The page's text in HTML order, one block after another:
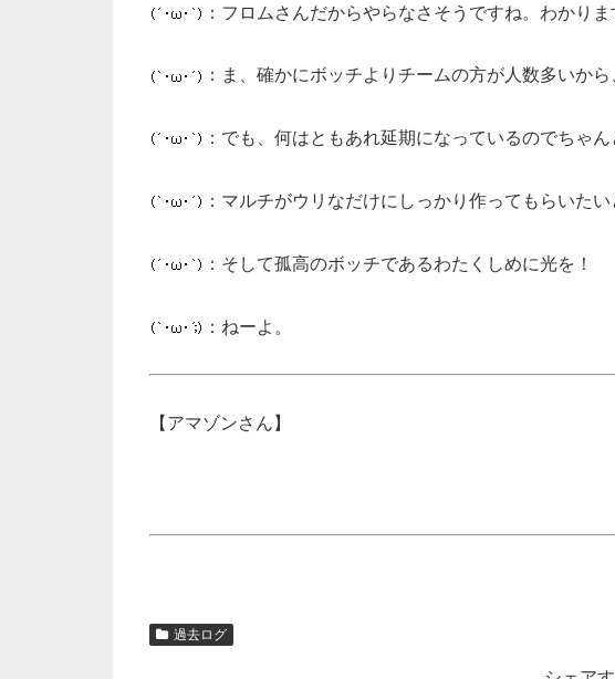
：フロムさんだからやらなさそうですね。わかりま
：ま、確かにボッチよりチームの方が人数多いか
：でも、何はともあれ延期になっているのでちゃ
：マルチがウリなだけにしっかり作ってもらいたい
：そして孤高のボッチであるわたくしめに光を！
：ねーよ。
【アマゾンさん】
過去ログ